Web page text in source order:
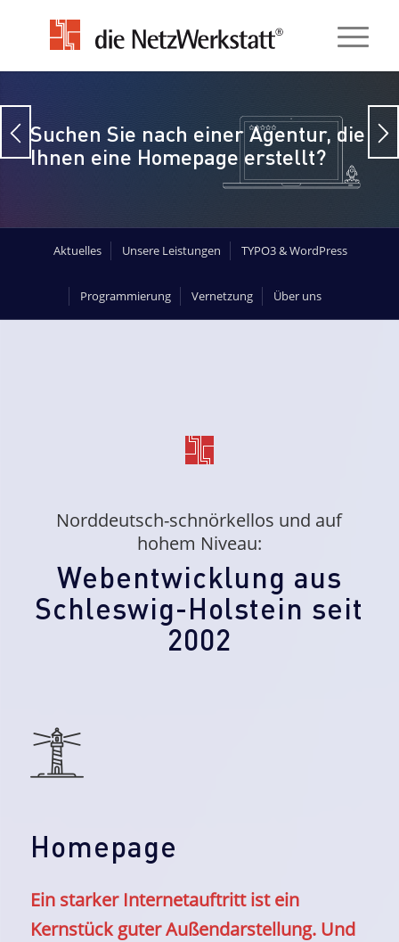
Suchen Sie nach einer Agentur, die
Ihnen eine Homepage erstellt?
Aktuelles Unsere Leistungen TYPO3 & WordPress
Programmierung Vernetzung Über uns
Norddeutsch-schnörkellos und auf
hohem Niveau:
Webentwicklung aus
Schleswig-Holstein seit
2002
Homepage
Ein starker Internetauftritt ist ein
Kernstück guter Außendarstellung. Und